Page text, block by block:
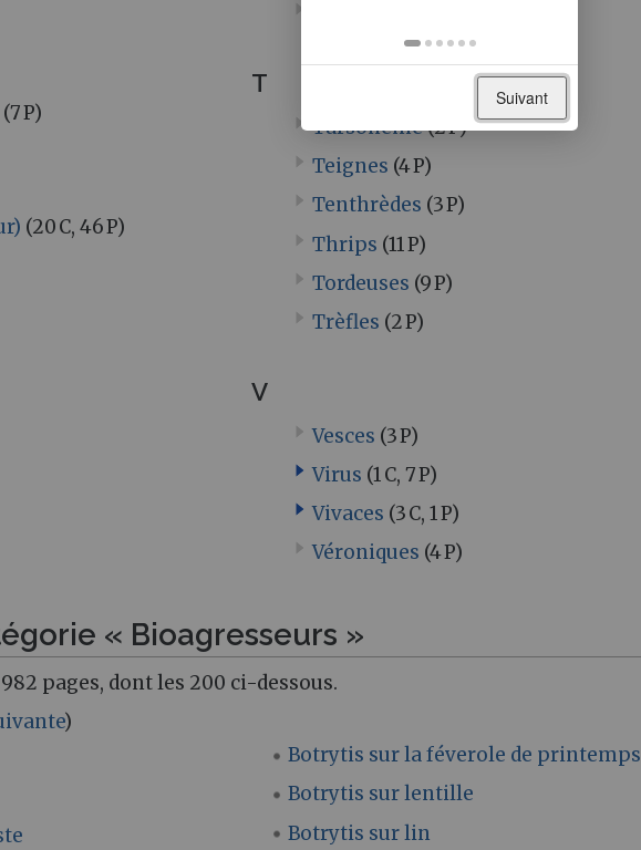
(7 P)
(20 C, 46 P)
T
Tarsonème(2 P)
Teignes (4 P)
Tenthrèdes (3 P)
Thrips (11 P)
Tordeuses (9 P)
Trèfles (2 P)
V
Vesces (3 P)
Virus (1 C, 7 P)
Vivaces (3 C, 1 P)
Véroniques (4 P)
« Bioagresseurs »
pages, dont les 200 ci-dessous.
)
Botrytis sur la féverole de printemps
Botrytis sur lentille
Botrytis sur lin
Suivant